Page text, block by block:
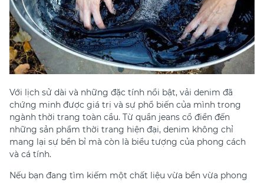
Với lịch sử dài và những đặc tính nổi bật, vải denim đã
chứng minh được giá trị và sự phổ biến của mình trong
ngành thời trang toàn cầu. Từ quần jeans cổ điển đến
những sản phẩm thời trang hiện đại, denim không chỉ
mang lại sự bền bỉ mà còn là biểu tượng của phong cách
và cá tính.
Nếu bạn đang tìm kiếm một chất liệu vừa bền vừa phong